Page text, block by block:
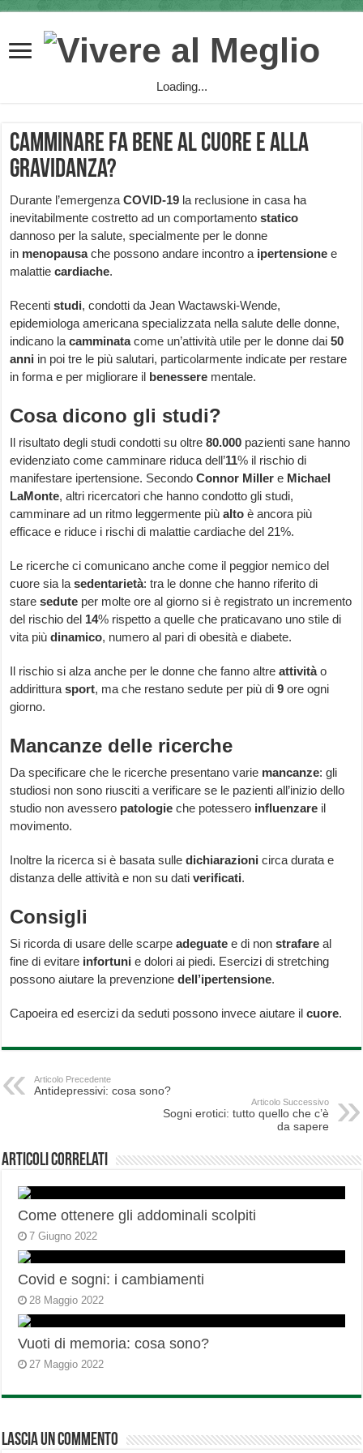
Loading...
Camminare fa bene al cuore e alla
gravidanza?
Durante l’emergenzaCOVID-19 la reclusione in casa ha
inevitabilmente costretto ad un comportamentostatico
dannoso per la salute, specialmente per le donne
in menopausache possono andare incontro a ipertensione e
malattiecardiache.
Recentistudi, condotti da Jean Wactawski-Wende,
epidemiologa americana specializzata nella salute delle donne,
indicano lacamminatacome un’attività utile per le donne dai50
anni in poi tre le più salutari, particolarmente indicate per restare
in forma e per migliorare il benessere mentale.
Cosa dicono gli studi?
Il risultato degli studi condotti su oltre80.000 pazienti sane hanno
evidenziato come camminare riduca dell’11% il rischio di
manifestare ipertensione. SecondoConnor Miller e Michael
LaMonte, altri ricercatori che hanno condotto gli studi,
camminare ad un ritmo leggermente piùalto è ancora più
efficace e riduce i rischi di malattie cardiache del 21%.
Le ricerche ci comunicano anche come il peggior nemico del
cuore sia lasedentarietà: tra le donne che hanno riferito di
staresedute per molte ore al giorno si è registrato un incremento
del rischio del 14% rispetto a quelle che praticavano uno stile di
vita piùdinamico, numero al pari di obesità e diabete.
Il rischio si alza anche per le donne che fanno altreattivitào
addiritturasport, ma che restano sedute per più di9 ore ogni
giorno.
Mancanze delle ricerche
Da specificare che le ricerche presentano varie mancanze: gli
studiosi non sono riusciti a verificare se le pazienti all’inizio dello
studio non avessero patologie che potessero influenzare il
movimento.
Inoltre la ricerca si è basata sulledichiarazioni circa durata e
distanza delle attività e non su dativerificati.
Consigli
Si ricorda di usare delle scarpeadeguate e di nonstrafare al
fine di evitare infortuni e dolori ai piedi. Esercizi di stretching
possono aiutare la prevenzionedell’ipertensione.
Capoeira ed esercizi da seduti possono invece aiutare ilcuore.
Articolo Precedente
Antidepressivi: cosa sono?
Articolo Successivo
Sogni erotici: tutto quello che c’è
da sapere
Articoli correlati
Come ottenere gli addominali scolpiti
7 Giugno 2022
Covid e sogni: i cambiamenti
28 Maggio 2022
Vuoti di memoria: cosa sono?
27 Maggio 2022
Lascia un commento